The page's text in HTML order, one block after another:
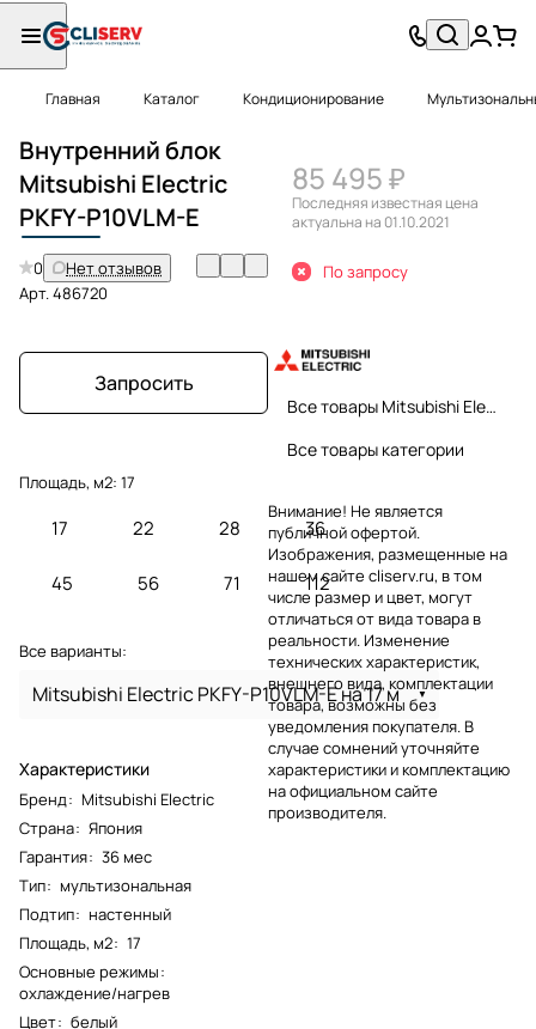
Главная Каталог Кондиционирование
Внутренний блок
Mitsubishi Electric
PKFY-P10VLM-E
0
Нет отзывов
Арт.486720
Запросить
Площадь, м2: 17
17 22 28 36
45 56 71 112
Все варианты:
Mitsubishi Electric PKFY-P10VLM-E на 17 м
Характеристики
Бренд: Mitsubishi Electric
Страна: Япония
Гарантия: 36 мес
Тип: мультизональная
Подтип: настенный
Площадь, м2: 17
Основные режимы:
охлаждение/нагрев
Цвет: белый
85 495 ₽
Последняя известная цена
актуальна на 01.10.2021
По запросу
Все товары Mitsubishi Electric
Все товары категории
Внимание! Не является
публичной офертой.
Изображения, размещенные на
нашем сайте cliserv.ru, в том
числе размер и цвет, могут
отличаться от вида товара в
реальности. Изменение
технических характеристик,
внешнего вида, комплектации
товара, возможны без
уведомления покупателя. В
случае сомнений уточняйте
характеристики и комплектацию
на официальном сайте
производителя.